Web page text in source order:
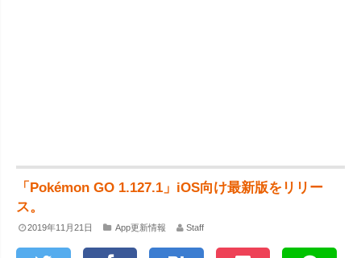
「Pokémon GO 1.127.1」iOS向け最新版をリリー
ス。
2019年11月21日 App更新情報 Staff